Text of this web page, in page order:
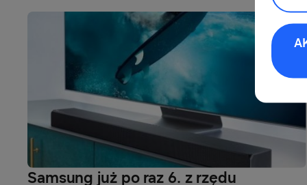
Samsung już po raz 6. z rzędu